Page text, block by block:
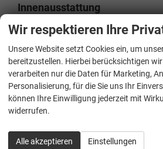
Innenausstattung
Beschreibung
Skoda Garantie: bis 4. Jahr o.
Anhängerkupplung schwenkbar
Winterpaket mit Sitzheizung vorne
DAB-Radio mit USB-C-Anschluss
Wir respektieren Ihre
Unsere Website setzt Cookies ein, um
bereitzustellen. Hierbei berücksichtigen
verarbeiten nur die Daten für Marketing,
Personalisierung, für die Sie uns Ihr
können Ihre Einwilligung jederzeit mit
widerrufen.
Alle akzeptieren Einstellungen